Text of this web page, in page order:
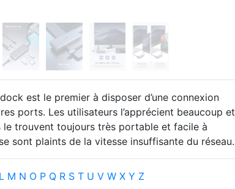
est le premier à disposer d’une connexion
ports. Les utilisateurs l’apprécient beaucoup et
le trouvent toujours très portable et facile à
sont plaints de la vitesse insuffisante du réseau.
M N O P Q R S T U V W X Y Z